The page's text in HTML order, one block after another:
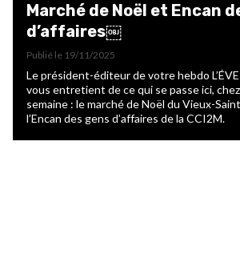
Marché de Noël et Encan
d’affaires￼
Publié le 19/11/2025
Le président-éditeur de votre hebdo
vous entretient de ce qui se passe ici,
semaine : le marché de Noël du Vieux-
l’Encan des gens d’affaires de la CCI2M.